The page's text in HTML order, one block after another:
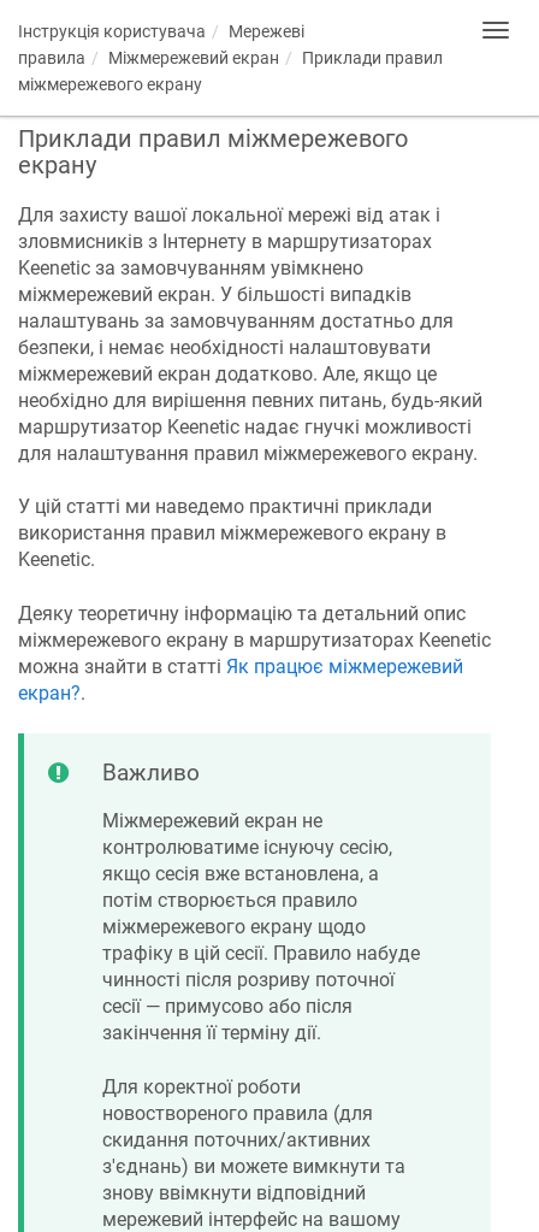
Інструкція користувача
Мережеві
правила
Міжмережевий екран
Приклади правил
міжмережевого екрану
Приклади правил міжмережевого
екрану
Для захисту вашої локальної мережі від атак і
зловмисників з Інтернету в маршрутизаторах
Keenetic за замовчуванням увімкнено
міжмережевий екран. У більшості випадків
налаштувань за замовчуванням достатньо для
безпеки, і немає необхідності налаштовувати
міжмережевий екран додатково. Але, якщо це
необхідно для вирішення певних питань, будь-який
маршрутизатор Keenetic надає гнучкі можливості
для налаштування правил міжмережевого екрану.
У цій статті ми наведемо практичні приклади
використання правил міжмережевого екрану в
Keenetic.
Деяку теоретичну інформацію та детальний опис
міжмережевого екрану в маршрутизаторах Keenetic
можна знайти в статті Як працює міжмережевий
екран?.
Важливо
Міжмережевий екран не
контролюватиме існуючу сесію,
якщо сесія вже встановлена, а
потім створюється правило
міжмережевого екрану щодо
трафіку в цій сесії. Правило набуде
чинності після розриву поточної
сесії — примусово або після
закінчення її терміну дії.
Для коректної роботи
новоствореного правила (для
скидання поточних/активних
з'єднань) ви можете вимкнути та
знову ввімкнути відповідний
мережевий інтерфейс на вашому